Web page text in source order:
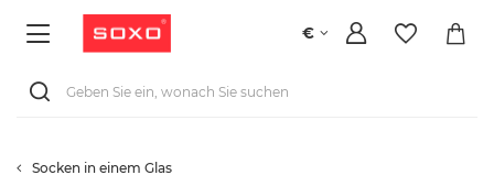
€
Socken in einem Glas